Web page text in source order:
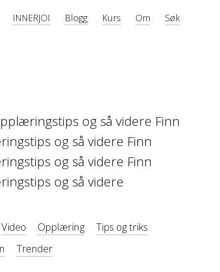
INNERJOI Blogg Kurs Om Søk
og så videre Finn
og så videre Finn
og så videre Finn
og så videre
Video Opplæring
Tips og triks
Trender